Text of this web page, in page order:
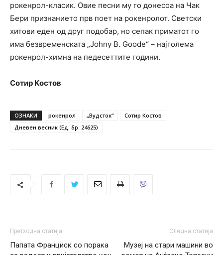
рокенрол-класик. Овие песни му го донесоа на Чак
Бери признанието прв поет на рокенролот. Светски
хитови еден од друг подобар, но сепак приматот го
има безвременската „Johny B. Goode“ – најголема
рокенрол-химна на педесеттите години.
Сотир Костов
ОЗНАКИ рокенрол „Вудсток“
Сотир Костов
Дневен весник (Ед. бр. 24625)
Претходна статија
Папата Франциск со порака
Следна статија
Музеј на стари машини во